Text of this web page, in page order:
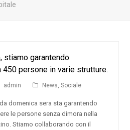
stiamo garantendo
persone in varie strutture.
admin News, Sociale
domenica sera sta garantendo
le persone senza dimora nella
Stiamo collaborando con il